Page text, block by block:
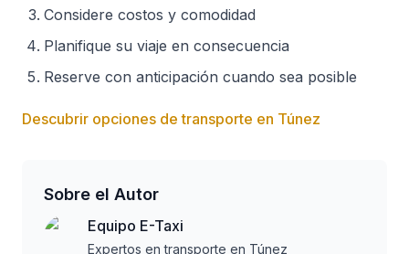
Considere costos y comodidad
Planifique su viaje en consecuencia
Reserve con anticipación cuando sea posible
Descubrir opciones de transporte en Túnez
Sobre el Autor
Equipo E-Taxi
Expertos en transporte en Túnez